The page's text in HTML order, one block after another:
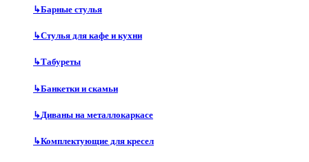
↳Барные стулья
↳Стулья для кафе и кухни
↳Табуреты
↳Банкетки и скамьи
↳Диваны на металлокаркасе
↳Комплектующие для кресел